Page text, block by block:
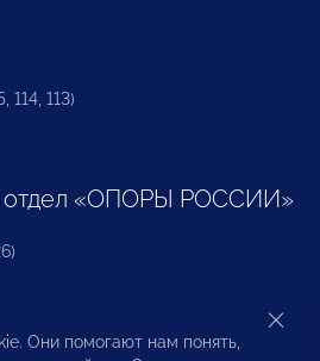
114, 113)
«ОПОРЫ РОССИИ»
предпринимателей и
Они помогают нам понять,